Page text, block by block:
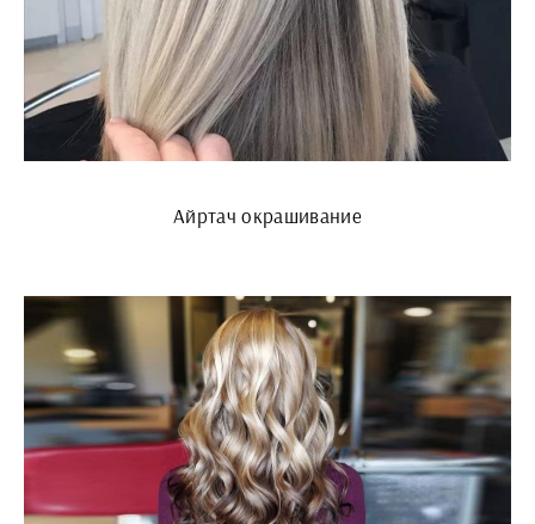
Айртач окрашивание